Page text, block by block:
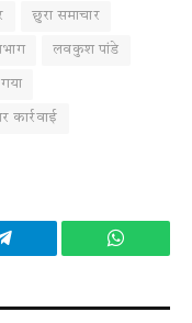
छुरा समाचार
लवकुश पांडे
कार्रवाई
Telegram